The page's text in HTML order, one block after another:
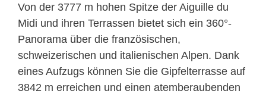
Von der 3777 m hohen Spitze der Aiguille du
Midi und ihren Terrassen bietet sich ein 360°-
Panorama über die französischen,
schweizerischen und italienischen Alpen. Dank
eines Aufzugs können Sie die Gipfelterrasse auf
3842 m erreichen und einen atemberaubenden